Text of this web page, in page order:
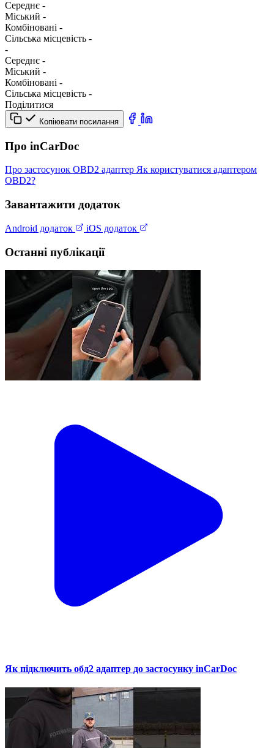
Середнє -
Міський -
Комбіновані -
Сільська місцевість -
-
Середнє -
Міський -
Комбіновані -
Сільська місцевість -
Поділитися
Копіювати посилання
Про inCarDoc
Про застосунок OBD2 адаптер Як користуватися адаптером
OBD2?
Завантажити додаток
Android додаток iOS додаток
Останні публікації
Як підключить обд2 адаптер до застосунку inCarDoc